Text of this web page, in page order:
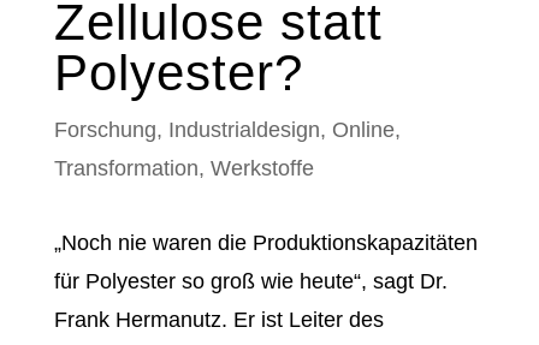
Zellulose statt
Polyester?
Forschung, Industrialdesign, Online,
Transformation, Werkstoffe
„Noch nie waren die Produktionskapazitäten
für Polyester so groß wie heute“, sagt Dr.
Frank Hermanutz. Er ist Leiter des